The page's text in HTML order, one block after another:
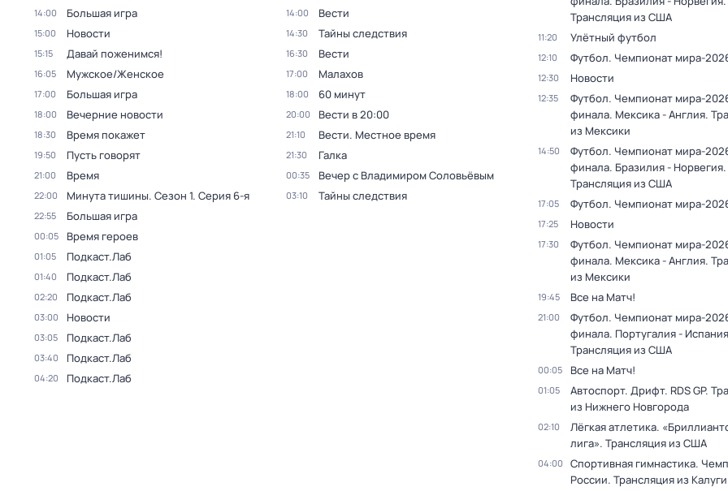
14:00 Большая игра
15:00 Новости
15:15 Давай поженимся!
16:05 Мужское/Женское
17:00 Большая игра
18:00 Вечерние новости
18:30 Время покажет
19:50 Пусть говорят
21:00 Время
22:00 Минута тишины. Сезон 1. Серия 6-я
22:55 Большая игра
00:05 Время героев
01:05 Подкаст.Лаб
01:40 Подкаст.Лаб
02:20 Подкаст.Лаб
03:00 Новости
03:05 Подкаст.Лаб
03:40 Подкаст.Лаб
04:20 Подкаст.Лаб
14:00 Вести
14:30 Тайны следствия
16:30 Вести
17:00 Малахов
18:00 60 минут
20:00 Вести в 20:00
21:10 Вести. Местное время
21:30 Галка
00:35 Вечер с Владимиром Соловьёвым
03:10 Тайны следствия
Трансляция из США
11:20 Улётный футбол
12:10 Футбол. Чемпионат мира-
12:30 Новости
12:35
Футбол. Чемпионат мира-
финала. Мексика - Англия.
из Мексики
14:50
Футбол. Чемпионат мира-
финала. Бразилия - Норвегия.
Трансляция из США
17:05 Футбол. Чемпионат мира-
17:25 Новости
17:30
Футбол. Чемпионат мира-
финала. Мексика - Англия.
из Мексики
19:45 Все на Матч!
21:00
Футбол. Чемпионат мира-
финала. Португалия -
Трансляция из США
00:05 Все на Матч!
01:05
Автоспорт. Дрифт. RDS GP.
из Нижнего Новгорода
02:10
Лёгкая атлетика.
лига». Трансляция из США
04:00
Спортивная гимнастика.
России. Трансляция из Калуги